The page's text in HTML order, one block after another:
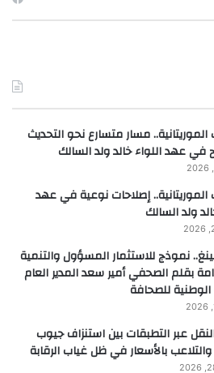
الموريتانية.. مسار متسارع نحو التحديث
في عهد اللواء خالد ولد السالك
الموريتانية.. إصلاحات نوعية في عهد
ولد السالك
نموذج للاستثمار المسؤول والتنمية
بقلم الصحفي أمير سعد المدير العام
الوطنية للصحافة
عبر التطبقات بين استنزاف جيوب
بالأسعار في ظل غياب الرقابة